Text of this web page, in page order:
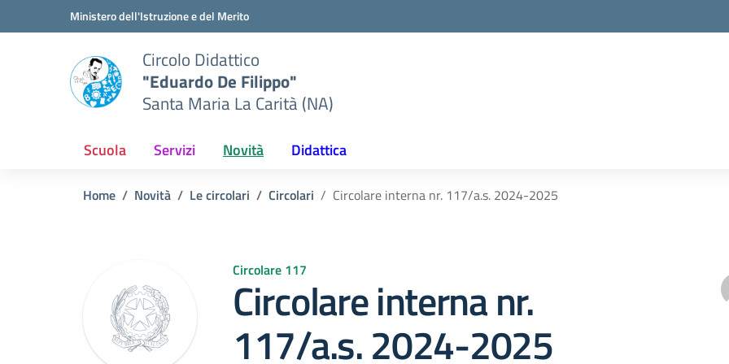
Vai ai contenuti
Vai al menu di navigazioneMinistero dell'Istruzione e del Merito
Circolo Didattico
"Eduardo De Filippo"
Santa Maria La Carità (NA)
Scuola Servizi Novità Didattica
Home Novità Le circolari Circolari Circolare interna nr. 117/a.s. 2024-2025
Circolare 117
Circolare interna nr.
117/a.s. 2024-2025